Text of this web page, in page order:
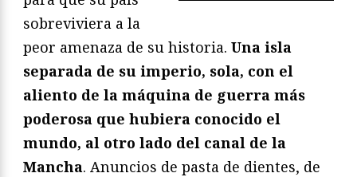
sobreviviera a la
peor amenaza de su historia. Una isla
separada de su imperio, sola, con el
aliento de la máquina de guerra más
poderosa que hubiera conocido el
mundo, al otro lado del canal de la
Mancha. Anuncios de pasta de dientes, de